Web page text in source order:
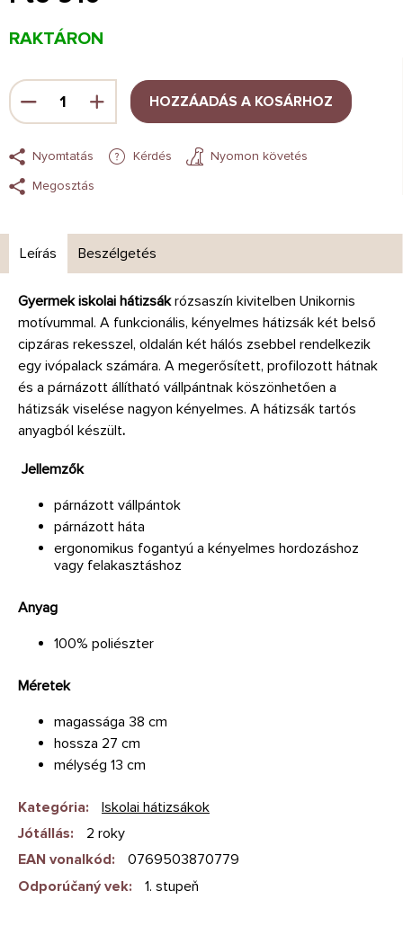
Egységár:
RAKTÁRON
HOZZÁADÁS A KOSÁRHOZ
Nyomtatás Kérdés
Nyomon követés
Megosztás
Leírás Beszélgetés
Gyermek iskolai hátizsákrózsaszín kivitelben Unikornis
motívummal. A funkcionális, kényelmes hátizsák két belső
cipzáras rekesszel, oldalán két hálós zsebbel rendelkezik
egy ivópalack számára. A megerősített, profilozott hátnak
és a párnázott állítható vállpántnak köszönhetően a
hátizsák viselése nagyon kényelmes. A hátizsák tartós
anyagból készült.
Jellemzők
párnázott vállpántok
párnázott háta
ergonomikus fogantyú a kényelmes hordozáshoz
vagy felakasztáshoz
Anyag
100% poliészter
Méretek
magassága 38 cm
hossza 27 cm
mélység 13 cm
Kategória:
Iskolai hátizsákok
Jótállás:
2 roky
EAN vonalkód:
0769503870779
Odporúčaný vek: 1. stupeň